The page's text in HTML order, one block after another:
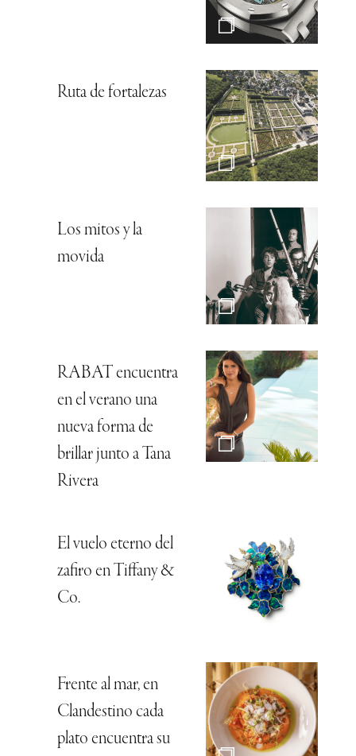
Ruta de fortalezas
Los mitos y la
movida
RABAT encuentra
en el verano una
nueva forma de
brillar junto a Tana
Rivera
El vuelo eterno del
zafiro en Tiffany &
Co.
Frente al mar, en
Clandestino cada
plato encuentra su